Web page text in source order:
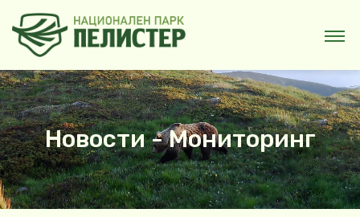
Новости - Мониторинг